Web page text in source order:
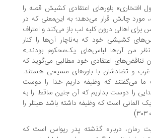
باورهای اعتقادی کشیش قصه را
چالش قرار می‌دهد؛ به این‌معنی که در
درون کلبه لب باز می‌کند و اعتراف
خود که به‌ناچار آن‌ها را کنار
آن‌ها لباس‌های یک‌محکوم بودند.»
اعتقادی خود مطالبی می‌گوید که
با باورهای مسیحی هستند:
که وظیفه داریم خدا را دوست
دوست بداریم که آن جنین ساقط را به
است که وظیفه داشته باشد هیتلر را
درباره گذشته پدر ریواس است که